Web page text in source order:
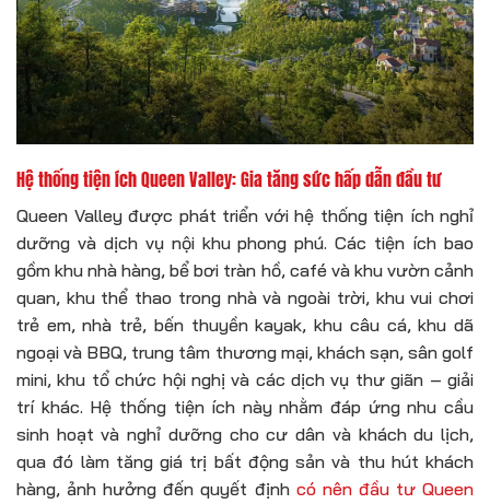
Hệ thống tiện ích Queen Valley: Gia tăng sức hấp dẫn đầu tư
Queen Valley được phát triển với hệ thống tiện ích nghỉ
dưỡng và dịch vụ nội khu phong phú. Các tiện ích bao
gồm khu nhà hàng, bể bơi tràn hồ, café và khu vườn cảnh
quan, khu thể thao trong nhà và ngoài trời, khu vui chơi
trẻ em, nhà trẻ, bến thuyền kayak, khu câu cá, khu dã
ngoại và BBQ, trung tâm thương mại, khách sạn, sân golf
mini, khu tổ chức hội nghị và các dịch vụ thư giãn – giải
trí khác. Hệ thống tiện ích này nhằm đáp ứng nhu cầu
sinh hoạt và nghỉ dưỡng cho cư dân và khách du lịch,
qua đó làm tăng giá trị bất động sản và thu hút khách
hàng, ảnh hưởng đến quyết định có nên đầu tư Queen